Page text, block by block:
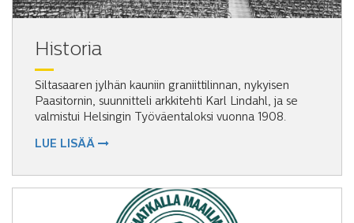
Historia
Siltasaaren jylhän kauniin graniittilinnan, nykyisen
Paasitornin, suunnitteli arkkitehti Karl Lindahl, ja se
valmistui Helsingin Työväentaloksi vuonna 1908.
LUE LISÄÄ